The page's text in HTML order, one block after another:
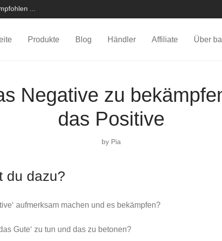
...
Produkte Blog Händler Affiliate Über
Negative zu
das Positive
by Pia
du dazu?
aufmerksam machen und es bekämpfen?
Gute‘ zu tun und das zu betonen?